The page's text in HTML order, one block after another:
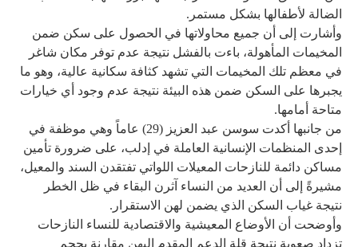
الضالة لأطفالها بشكل مستمر.
وأشارت إلى أن جميع محاولاتها في الحصول على سكن ضمن
المخيمات المأهولة، باءت بالفشل نتيجة عدم توفر مكان شاغر
في معظم تلك المخيمات التي تشهد كثافة سكانية عالية، وهو ما
يجبرها على السكن ضمن هذه البيئة نتيجة عدم وجود أي خيارات
متاحة أمامها.
من جانبها أكدت سوسن عبد العزيز (29) عاماً وهي موظفة في
إحدى المنظمات الإنسانية العاملة في إدلب، على ضرورة تأمين
مساكن دائمة للنازحات المعيلات اللواتي تفتقدن السند والمعيل،
مشيرةً إلى أن العديد من النساء آثرن البقاء في ظل الخطر
نتيجة غياب السكن الذي يضمن لهن الاستقرار.
وأوضحت أن الأوضاع المعيشية والاقتصادية للنساء النازحات
تزداد صعوبة نتيجة قلة الدعم المقدم إليهن مقارنة بحجم